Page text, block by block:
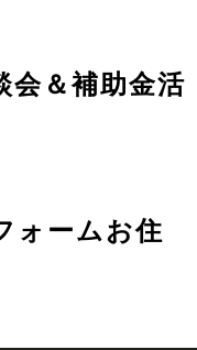
会＆補助金活
ォームお住